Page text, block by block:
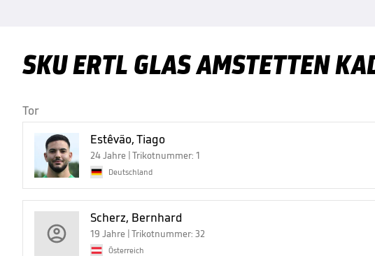
SKU ERTL GLAS AMSTETTEN
Tor
Estêvão, Tiago
24 Jahre | Trikotnummer: 1
Deutschland
Scherz, Bernhard
19 Jahre | Trikotnummer: 32
Österreich